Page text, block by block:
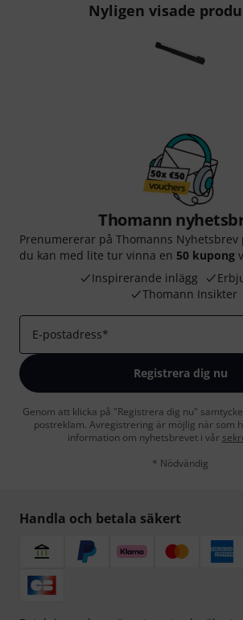
Nyligen visade
Thomann
Prenumererar på Thomanns Nyhetsbrev
du kan med lite tur vinna en 50 kupong
Inspirerande inlägg
Thomann Insikter
E-postadress*
Registrera dig nu
Genom att klicka på "Registrera dig nu"
postreklam. Avregistrering är möjlig när som
information om nyhetsbrevet i vår
* Nödvändig
Handla och betala säkert